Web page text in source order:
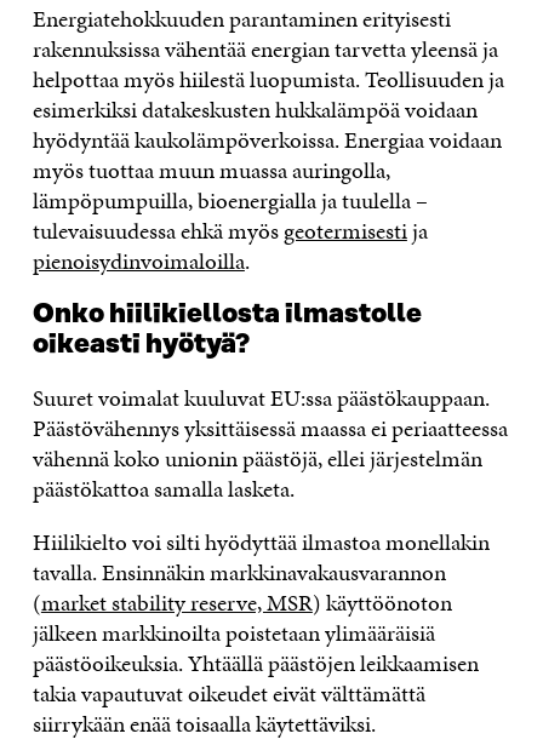
Energiatehokkuuden parantaminen erityisesti
rakennuksissa vähentää energian tarvetta yleensä ja
helpottaa myös hiilestä luopumista. Teollisuuden ja
esimerkiksi datakeskusten hukkalämpöä voidaan
hyödyntää kaukolämpöverkoissa. Energiaa voidaan
myös tuottaa muun muassa auringolla,
lämpöpumpuilla, bioenergialla ja tuulella –
tulevaisuudessa ehkä myösgeotermisestija
pienoisydinvoimaloilla.
Onko hiilikiellosta ilmastolle
oikeasti hyötyä?
Suuret voimalat kuuluvat EU:ssa päästökauppaan.
Päästövähennys yksittäisessä maassa ei periaatteessa
vähennä koko unionin päästöjä, ellei järjestelmän
päästökattoa samalla lasketa.
Hiilikielto voi silti hyödyttää ilmastoa monellakin
tavalla. Ensinnäkin markkinavakausvarannon
(market stability reserve, MSR) käyttöönoton
jälkeen markkinoilta poistetaan ylimääräisiä
päästöoikeuksia. Yhtäällä päästöjen leikkaamisen
takia vapautuvat oikeudet eivät välttämättä
siirrykään enää toisaalla käytettäviksi.